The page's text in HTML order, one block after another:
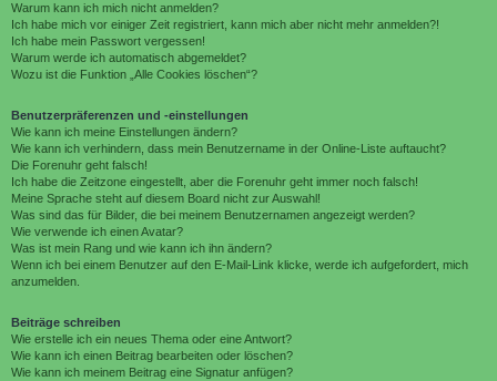
Warum kann ich mich nicht anmelden?
Ich habe mich vor einiger Zeit registriert, kann mich aber nicht mehr anmelden?!
Ich habe mein Passwort vergessen!
Warum werde ich automatisch abgemeldet?
Wozu ist die Funktion „Alle Cookies löschen“?
Benutzerpräferenzen und -einstellungen
Wie kann ich meine Einstellungen ändern?
Wie kann ich verhindern, dass mein Benutzername in der Online-Liste auftaucht?
Die Forenuhr geht falsch!
Ich habe die Zeitzone eingestellt, aber die Forenuhr geht immer noch falsch!
Meine Sprache steht auf diesem Board nicht zur Auswahl!
Was sind das für Bilder, die bei meinem Benutzernamen angezeigt werden?
Wie verwende ich einen Avatar?
Was ist mein Rang und wie kann ich ihn ändern?
Wenn ich bei einem Benutzer auf den E-Mail-Link klicke, werde ich aufgefordert, mich
anzumelden.
Beiträge schreiben
Wie erstelle ich ein neues Thema oder eine Antwort?
Wie kann ich einen Beitrag bearbeiten oder löschen?
Wie kann ich meinem Beitrag eine Signatur anfügen?